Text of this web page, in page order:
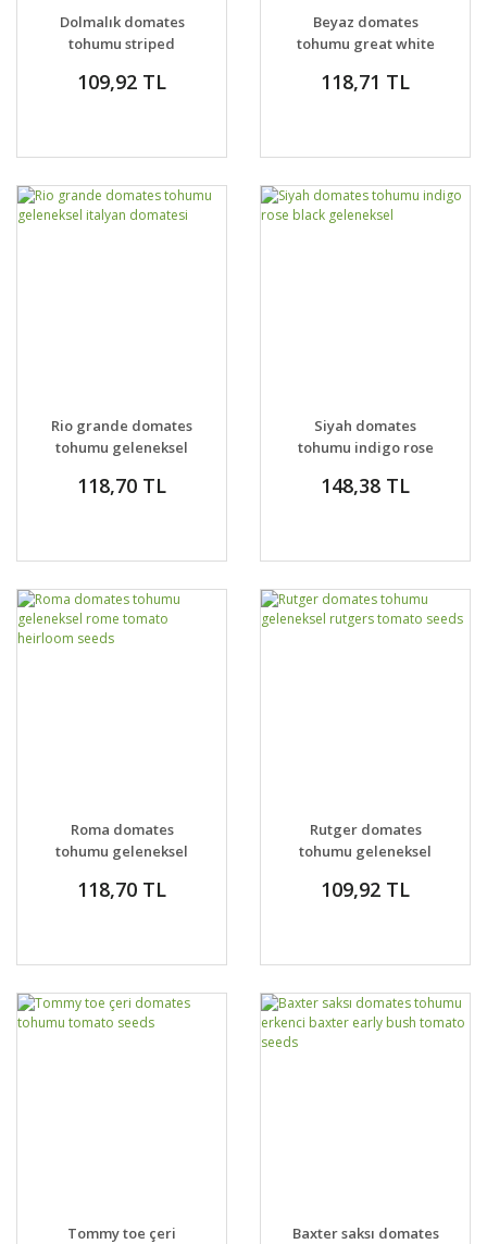
Dolmalık domates
tohumu striped
geleneksel
109,92 TL
Beyaz domates
tohumu great white
118,71 TL
Rio grande domates
tohumu geleneksel
118,70 TL
Siyah domates
tohumu indigo rose
148,38 TL
Roma domates
tohumu geleneksel
heirloom seeds
118,70 TL
Rutger domates
tohumu geleneksel
109,92 TL
Tommy toe çeri
Baxter saksı domates